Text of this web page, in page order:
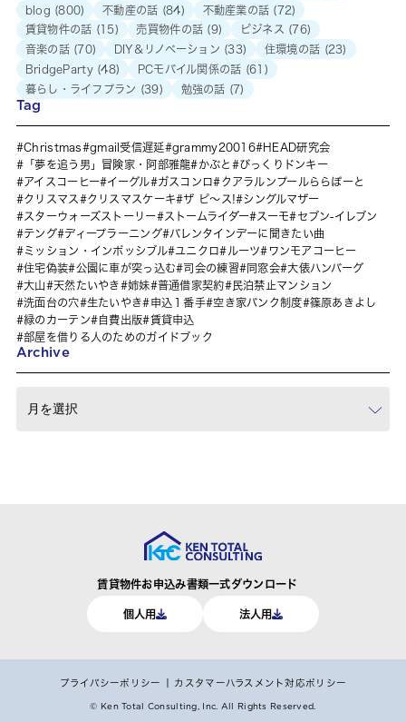
blog (800) 不動産の話 (84) 不動産業の話 (72)
賃貸物件の話 (15) 売買物件の話 (9) ビジネス (76)
音楽の話(70) DIY＆リノベーション (33) 住環境の話 (23)
BridgeParty(48) PCモバイル関係の話 (61)
暮らし・ライフプラン (39) 勉強の話 (7)
Tag
Christmas gmail受信遅延 grammy20016
HEAD研究会
「夢を追う男」冒険家・阿部雅龍
かぶと
びっくりドンキー
アイスコーヒー
イーグル ガスコンロ
クアラルンプールららぽーと
クリスマス
クリスマスケーキ ザ ピ〜ス!
シングルマザー
スターウォーズストーリー
ストームライダー スーモ
セブン-イレブン
テング
ディープラーニング
バレンタインデーに聞きたい曲
ミッション・インポッシブル
ユニクロ ルーツ
ワンモアコーヒー
住宅偽装
公園に車が突っ込む 司会の練習 同窓会
大俵ハンバーグ
大山
天然たいやき 姉妹 普通借家契約
民泊禁止マンション
洗面台の穴
生たいやき 申込１番手 空き家バンク制度
篠原あきよし
緑のカーテン
自費出版
賃貸申込
部屋を借りる人のためのガイドブック
Archive
賃貸物件お申込み書類一式ダウンロード
個人用 法人用
プライバシーポリシー カスタマーハラスメント対応ポリシー
© Ken Total Consulting, Inc. All Rights Reserved.